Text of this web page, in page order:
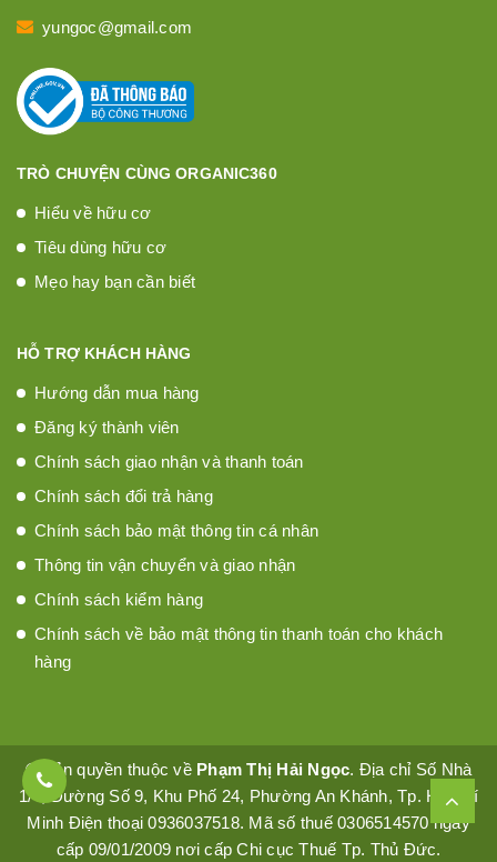
yungoc@gmail.com
TRÒ CHUYỆN CÙNG ORGANIC360
Hiểu về hữu cơ
Tiêu dùng hữu cơ
Mẹo hay bạn cần biết
HỖ TRỢ KHÁCH HÀNG
Hướng dẫn mua hàng
Đăng ký thành viên
Chính sách giao nhận và thanh toán
Chính sách đổi trả hàng
Chính sách bảo mật thông tin cá nhân
Thông tin vận chuyển và giao nhận
Chính sách kiểm hàng
Chính sách về bảo mật thông tin thanh toán cho khách
hàng
© Bản quyền thuộc về Phạm Thị Hải Ngọc. Địa chỉ Số Nhà
1/4, Đường Số 9, Khu Phố 24, Phường An Khánh, Tp. Hồ Chí
Minh Điện thoại 0936037518. Mã số thuế 0306514570 ngày
cấp 09/01/2009 nơi cấp Chi cục Thuế Tp. Thủ Đức.